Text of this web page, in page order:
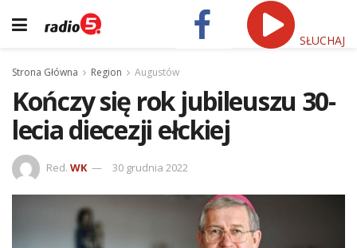
SŁUCHAJ
Strona Główna Region Augustów
Kończy się rok jubileuszu 30-
lecia diecezji ełckiej
Red. WK 30 grudnia 2022